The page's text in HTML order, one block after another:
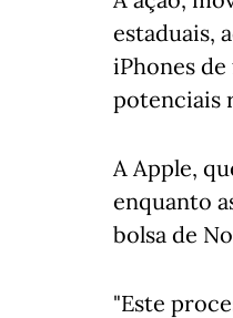
estaduais,
iPhones
potenciais
A Apple,
enquanto
bolsa de
"Este